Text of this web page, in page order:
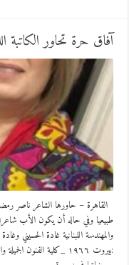
آفاق حرة تحاور الكاتبة
القاهرة – حاورها الشاعر ناصر
طبيعيا وفي حاله أن يكون الأب
والمهندسة اللبنانية غادة الحسيني